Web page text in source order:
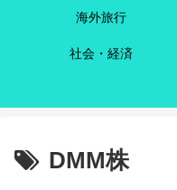
海外旅行
社会・経済
DMM株